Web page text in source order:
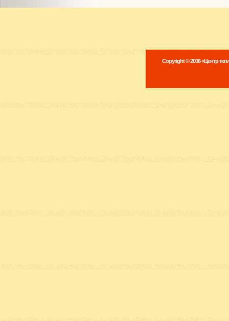
Copyright © 2006 «Центр